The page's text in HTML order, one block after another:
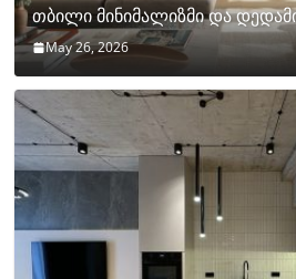
თბილი მინიმალიზმი და
May 26, 2026